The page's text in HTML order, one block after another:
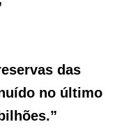
das
no último